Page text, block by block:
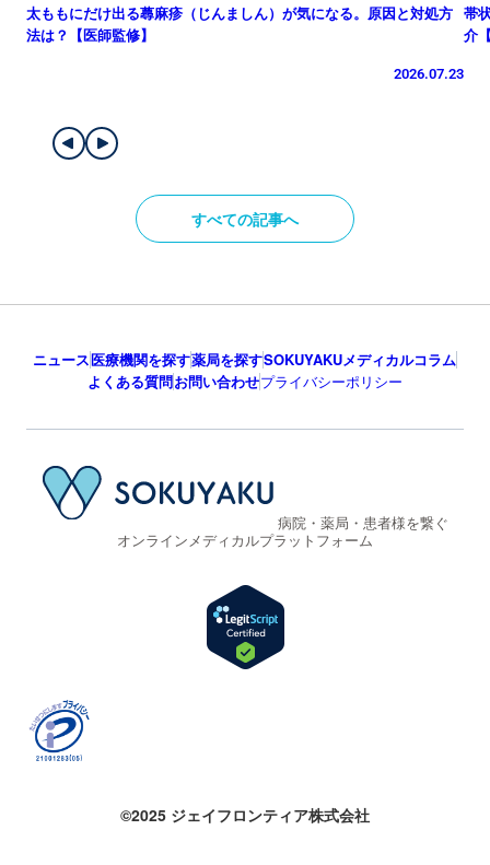
太ももにだけ出る蕁麻疹（じんましん）が気になる。原因と対処方
法は？【医師監修】
2026.07.23
帯
介
すべての記事へ
ニュース医療機関を探す薬局を探すSOKUYAKUメディカルコラム
よくある質問お問い合わせプライバシーポリシー
病院・薬局・患者様を繋ぐ
オンラインメディカルプラットフォーム
©2025 ジェイフロンティア株式会社